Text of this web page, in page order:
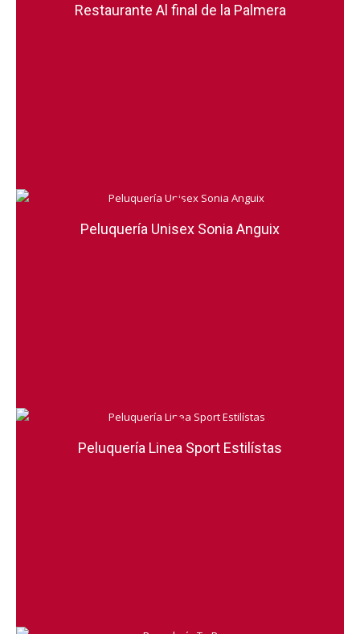
Restaurante Al final de la Palmera
Peluquería Unisex Sonia Anguix
Peluquería Linea Sport Estilístas